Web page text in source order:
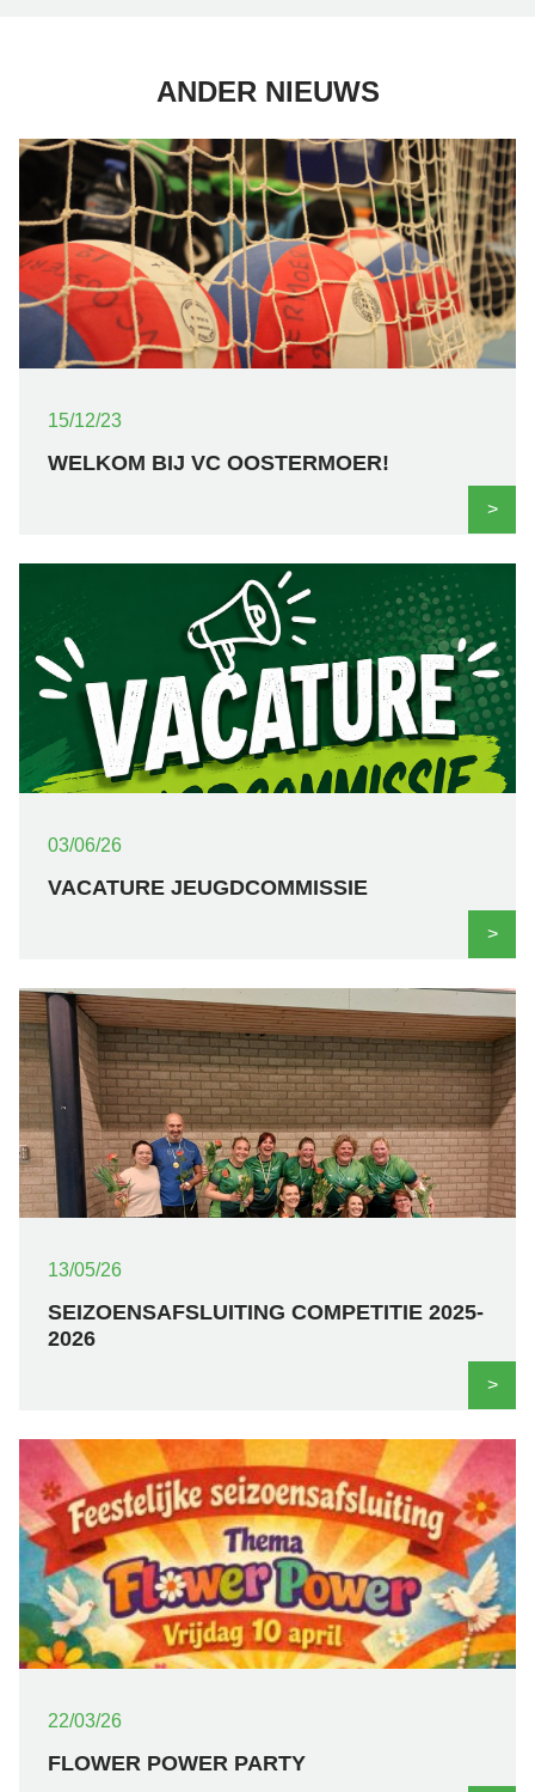
ANDER NIEUWS
15/12/23
WELKOM BIJ VC OOSTERMOER!
>
03/06/26
VACATURE JEUGDCOMMISSIE
>
13/05/26
SEIZOENSAFSLUITING COMPETITIE 2025-
2026
>
22/03/26
FLOWER POWER PARTY